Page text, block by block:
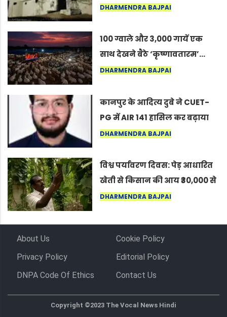
का वह अनकहा अध्याय जो आज भी
DHARMENDRA BAJPAI
100 ग्वाले और 3,000 गायें एक
साथ देखने बैठे ‘कृष्णावतारम’…
नागपुर में दिखा ऐसा नज़ारा कि
कर सकते हैं”
DHARMENDRA BAJPAI
कानपुर के आदित्य दुबे ने CUET-
PG में AIR 141 हासिल कर बढ़ाया
शहर का मान
DHARMENDRA BAJPAI
विश्व पर्यावरण दिवस: पेड़ आधारित
खेती से किसान की आय ₹30,000 से
बढ़कर ₹3 लाख प्रति एकड़ हुई
DHARMENDRA BAJPAI
About Us
Cookie Policy
Privacy Policy
Editorial Policy
DNPA Code Of Ethics
Contact Us
Copyright ©2023 The Vocal News Hindi